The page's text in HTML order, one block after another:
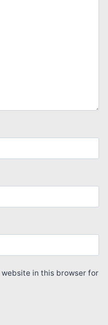
website in this browser for